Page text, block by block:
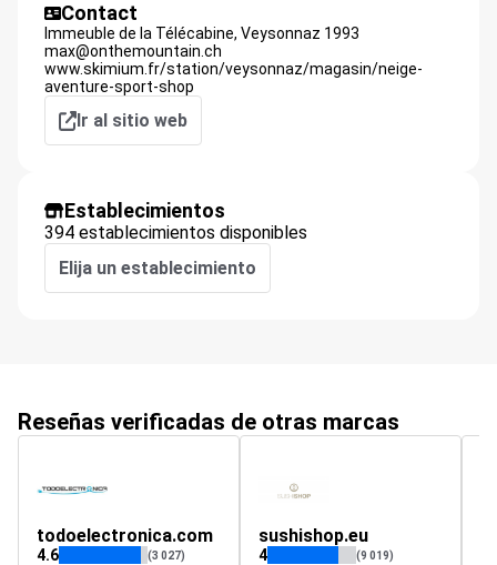
Contact
Immeuble de la Télécabine, Veysonnaz 1993
max@onthemountain.ch
www.skimium.fr/station/veysonnaz/magasin/neige-
aventure-sport-shop
Ir al sitio web
Establecimientos
394 establecimientos disponibles
Elija un establecimiento
Reseñas verificadas de otras marcas
todoelectronica.com
4.6 (3 027)
sushishop.eu
4 (9 019)